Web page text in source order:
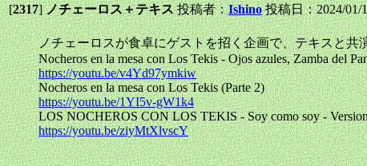
[2317]ノチェーロス＋テキス投稿者：Ishino 投稿日：2024/01/
ノチェーロスが食卓にゲストを招く企画で、テキスと共
Nocheros en la mesa con Los Tekis - Ojos azules, Zamba del
https://youtu.be/v4Yd97ymkiw
Nocheros en la mesa con Los Tekis (Parte 2)
https://youtu.be/1YI5v-gW1k4
LOS NOCHEROS CON LOS TEKIS - Soy como soy -
https://youtu.be/ziyMtXlvscY